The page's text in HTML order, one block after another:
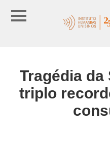
Tragédia da
triplo